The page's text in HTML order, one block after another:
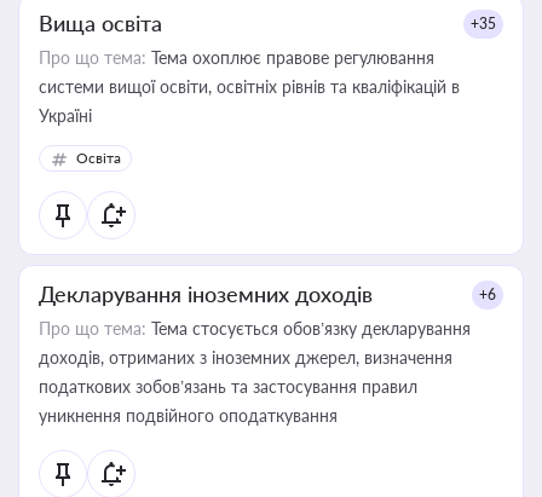
Вища освіта +35
Про що тема: Тема охоплює правове регулювання
системи вищої освіти, освітніх рівнів та кваліфікацій в
Україні
Освіта
Декларування іноземних доходів +6
Про що тема: Тема стосується обов’язку декларування
доходів, отриманих з іноземних джерел, визначення
податкових зобов’язань та застосування правил
уникнення подвійного оподаткування